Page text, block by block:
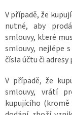
V případě, že
nutné, aby
smlouvy, které
smlouvy, nejlépe
čísla účtu či adresy
V případě, že
smlouvy, vrátí
kupujícího (kromě